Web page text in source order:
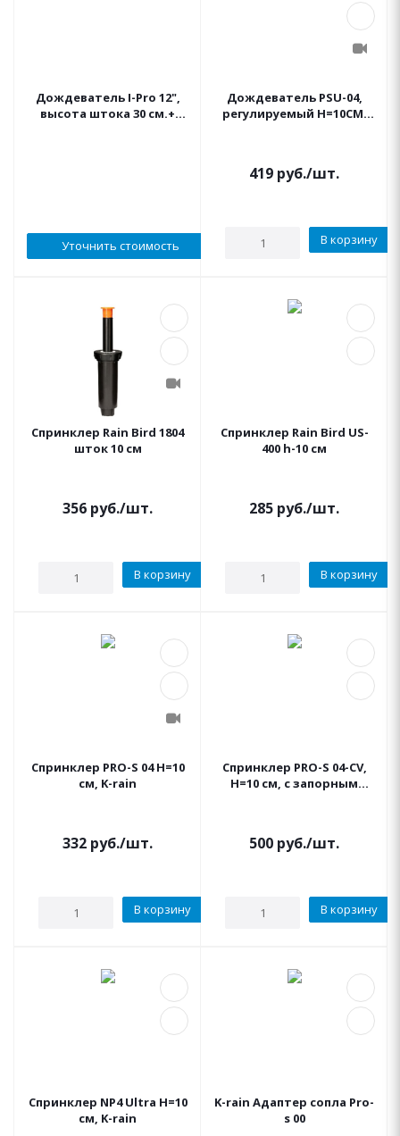
Дождеватель I-Pro 12",
высота штока 30 см.+
Уточнить стоимость
Дождеватель PSU-04,
регулируемый Н=10СМ.
419 руб./шт.
В корзину
Спринклер Rain Bird 1804
шток 10 см
356 руб./шт.
В корзину
Спринклер Rain Bird US-
400 h-10 см
285 руб./шт.
В корзину
Спринклер PRO-S 04 H=10
см, K-rain
332 руб./шт.
В корзину
Спринклер PRO-S 04-CV,
H=10 см, с запорным
500 руб./шт.
В корзину
Спринклер NP4 Ultra H=10
см, K-rain
K-rain Адаптер сопла Pro-
s 00